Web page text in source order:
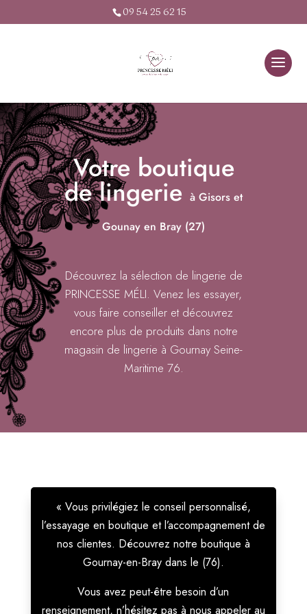
09 54 25 62 15
Votre boutique
de lingerie à Gisors et
Gounay en Bray (27)
Découvrez la sélection de lingerie de
PRINCESSE MÉLI. Venez les essayer,
vous faire conseiller et découvrez
encore plus de produits dans notre
magasin de lingerie à Gournay Seine-
Maritime 76.
« Vous privilégiez le conseil personnalisé,
l’essayage en boutique et l’accompagnement de
nos clientes. Découvrez notre boutique à
Gournay-en-Bray dans le (76).
Vous avez peut-être besoin d’un
renseignement, n’hésitez pas à nous appeler au